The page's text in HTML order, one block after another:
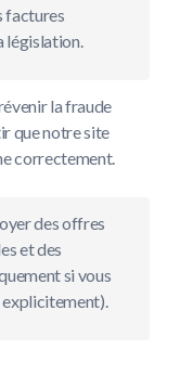
factures
législation.
la fraude
que notre site
correctement.
des offres
et des
si vous